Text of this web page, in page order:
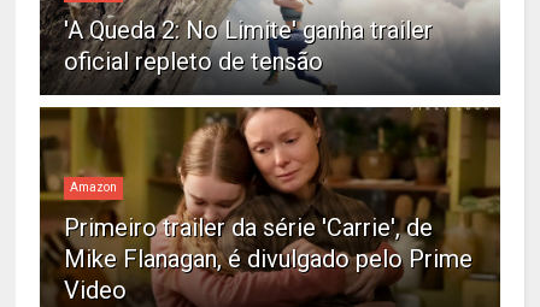
'A Queda 2: No Limite' ganha trailer
oficial repleto de tensão
Amazon
Primeiro trailer da série 'Carrie', de
Mike Flanagan, é divulgado pelo Prime
Video